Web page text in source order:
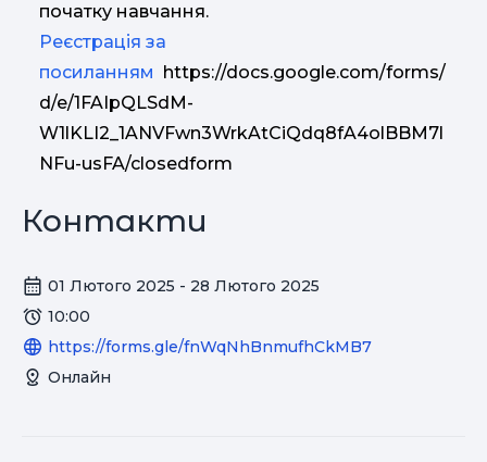
початку навчання.
Реєстрація за
посиланням https://docs.google.com/forms/
d/e/1FAIpQLSdM-
W1lKLI2_1ANVFwn3WrkAtCiQdq8fA4olBBM7l
NFu-usFA/closedform
Контакти
01 Лютого 2025 - 28 Лютого 2025
10:00
https://forms.gle/fnWqNhBnmufhCkMB7
Онлайн